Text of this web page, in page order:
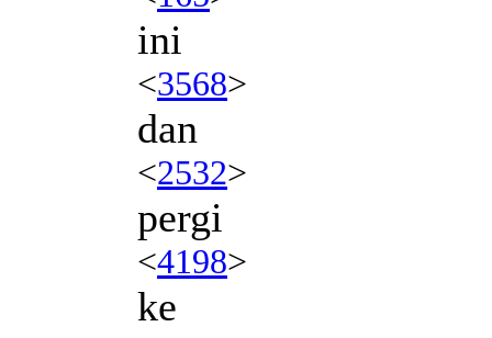
ini
<3568>
dan
<2532>
pergi
<4198>
ke